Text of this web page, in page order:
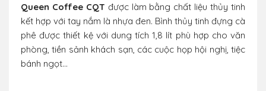
Queen Coffee CQT được làm bằng chất liệu thủy tinh
kết hợp với tay nắm là nhựa đen. Bình thủy tinh đựng cà
phê được thiết kệ với dung tích 1,8 lít phù hợp cho văn
phòng, tiền sảnh khách sạn, các cuộc họp hội nghị, tiệc
bánh ngọt…